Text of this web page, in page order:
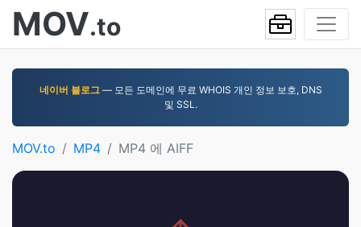
MOV.to
네이버 블로그— 모든 도메인에 무료 WHOIS 개인 정보 보호, DNS
및 SSL.
MOV.to MP4 MP4 에 AIFF